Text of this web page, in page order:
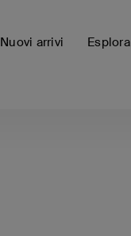
Nuovi arrivi Esplora